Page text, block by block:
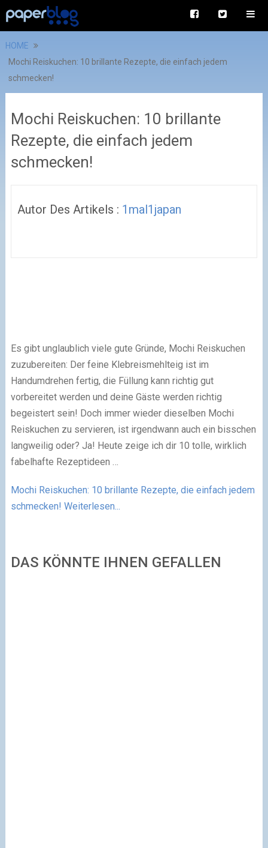
HOME
Mochi Reiskuchen: 10 brillante Rezepte, die einfach jedem
schmecken!
Mochi Reiskuchen: 10 brillante
Rezepte, die einfach jedem
schmecken!
Autor Des Artikels : 1mal1japan
Es gibt unglaublich viele gute Gründe, Mochi Reiskuchen
zuzubereiten: Der feine Klebreismehlteig ist im
Handumdrehen fertig, die Füllung kann richtig gut
vorbereitet werden und deine Gäste werden richtig
begeistert sein! Doch immer wieder dieselben Mochi
Reiskuchen zu servieren, ist irgendwann auch ein bisschen
langweilig oder? Ja! Heute zeige ich dir 10 tolle, wirklich
fabelhafte Rezeptideen …
Mochi Reiskuchen: 10 brillante Rezepte, die einfach jedem
schmecken! Weiterlesen...
DAS KÖNNTE IHNEN GEFALLEN